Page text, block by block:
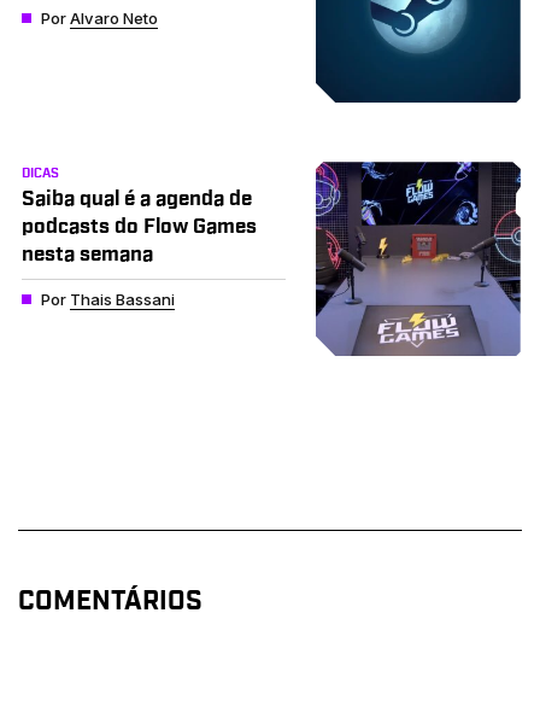
PorAlvaro Neto
DICAS
Saiba qual é a agenda de
podcasts do Flow Games
nesta semana
Por Thais Bassani
COMENTÁRIOS